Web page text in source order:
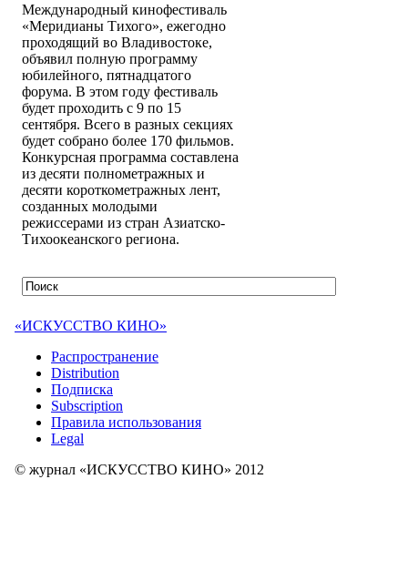
Международный кинофестиваль
«Меридианы Тихого», ежегодно
проходящий во Владивостоке,
объявил полную программу
юбилейного, пятнадцатого
форума. В этом году фестиваль
будет проходить с 9 по 15
сентября. Всего в разных секциях
будет собрано более 170 фильмов.
Конкурсная программа составлена
из десяти полнометражных и
десяти короткометражных лент,
созданных молодыми
режиссерами из стран Азиатско-
Тихоокеанского региона.
«ИСКУССТВО КИНО»
Распространение
Distribution
Подписка
Subscription
Правила использования
Legal
© журнал «ИСКУССТВО КИНО» 2012